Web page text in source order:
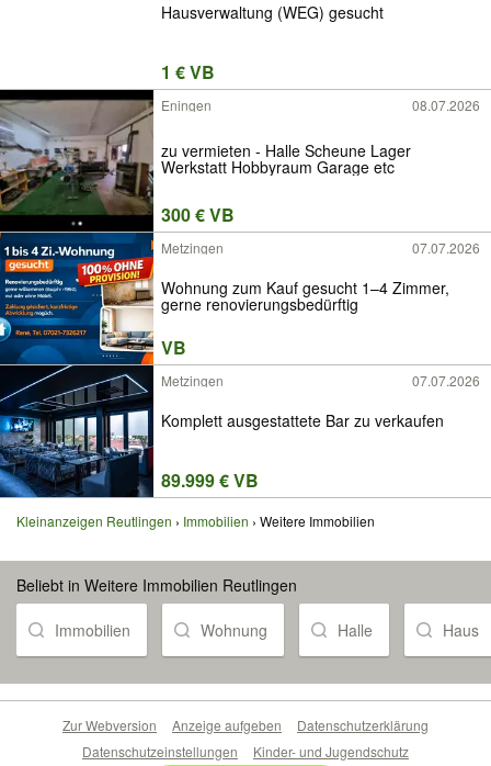
Hausverwaltung (WEG) gesucht
1 € VB
Eningen 08.07.2026
zu vermieten - Halle Scheune Lager
Werkstatt Hobbyraum Garage etc
300 € VB
Metzingen 07.07.2026
Wohnung zum Kauf gesucht 1–4 Zimmer,
gerne renovierungsbedürftig
VB
Metzingen 07.07.2026
Komplett ausgestattete Bar zu verkaufen
89.999 € VB
Kleinanzeigen Reutlingen Immobilien Weitere Immobilien
Beliebt in Weitere Immobilien Reutlingen
Immobilien Wohnung Halle Haus
Zur Webversion Anzeige aufgeben
Datenschutzerklärung
Datenschutzeinstellungen
Kinder- und Jugendschutz